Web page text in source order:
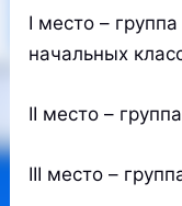
I место –
начальных
II место –
III место –